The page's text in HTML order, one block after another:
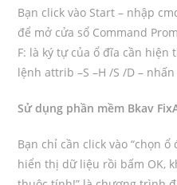
Bạn click vào Start – nhập
để mở cửa sổ Command
F: là ký tự của ổ đĩa cần hiện
lệnh attrib –S –H /S /D –
Sử dụng phần mềm Bkav
Bạn chỉ cần click vào “chọn
hiển thị dữ liệu rồi bấm OK,